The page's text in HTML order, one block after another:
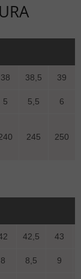
38 38,5 39
5 5,5 6
245 250
42,5 43
8 8,5 9